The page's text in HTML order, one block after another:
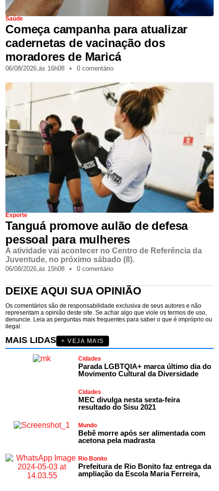
Saúde
Começa campanha para atualizar
cadernetas de vacinação dos
moradores de Maricá
06/08/2026,às 16h08 • 0 comentário
Esporte
Tanguá promove aulão de defesa
pessoal para mulheres
A atividade vai acontecer no Centro de Referência da
Juventude, no próximo sábado (8).
06/08/2026,às 15h08 • 0 comentário
DEIXE AQUI SUA OPINIÃO
Os comentários são de responsabilidade exclusiva de seus autores e não
representam a opinião deste site. Se achar algo que viole os termos de uso,
denuncie. Leia as perguntas mais frequentes para saber o que é impróprio ou
ilegal.
MAIS LIDAS + VEJA MAIS
Cidades
Parada LGBTQIA+ marca último dia do
Movimento Cultural da Diversidade
Cidades
MEC divulga nesta sexta-feira
resultado do Sisu 2021
Mundo
Bebê morre após ser alimentada com
acetona pela madrasta
Rio Bonito
Prefeitura de Rio Bonito faz entrega da
ampliação da Escola Maria Ferreira,